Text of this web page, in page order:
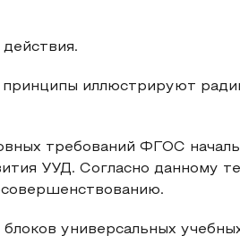
иллюстрируют
требований ФГОС
УУД. Согласно данному
универсальных